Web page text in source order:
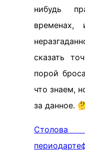
нибудь
сказать
порой
что знаем,
за данное.
период